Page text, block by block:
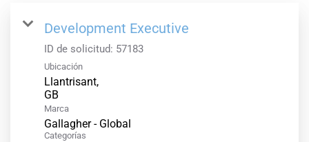
Development Executive
ID de solicitud: 57183
Ubicación
Llantrisant,
Marca
Gallagher - Global
Categorías